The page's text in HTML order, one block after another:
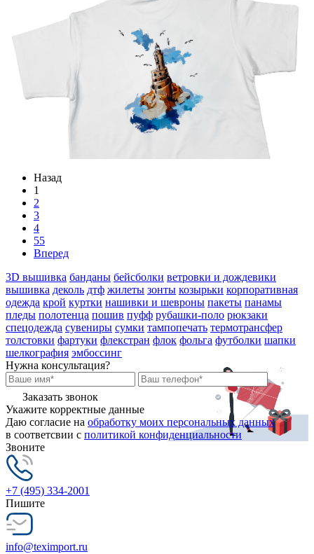
Назад
1
2
3
4
55
Вперед
3D вышивка банданы бейсболки ветровки и дождевики
вышивка деколь дтф жилеты зонты козырьки корпоративная
одежда крой куртки нашивки и шевроны пакеты панамы
пледы полотенца пошив пуфф рубашки-поло рюкзаки
спецодежда сувениры сумки тампопечать термотрансфер
толстовки фартуки флекстран флок фольга футболки шапки
шелкография эмбоссинг
Нужна консультация?
Заказать звонок
Укажите корректные данные
Даю согласие на обработку моих персональных данных
в соответсвии с политикой конфиденциальности
Звоните
+7 (495) 334-2001
Пишите
info@teximport.ru